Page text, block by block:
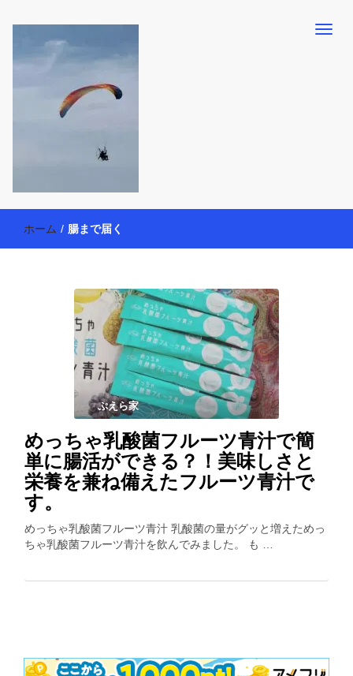
働く母の40代を楽しむ方法
ー活動を通して、豊かな生活を楽しんでいます。懸賞やモニター生
活だけでなく、大好きな【旅行・温泉・食育・美容健康アイテム探
索】も全力で楽しみます。
ホーム / 腸まで届く
ぷえら家
めっちゃ乳酸菌フルーツ青汁で簡
単に腸活ができる？！美味しさと
栄養を兼ね備えたフルーツ青汁で
す。
めっちゃ乳酸菌フルーツ青汁 乳酸菌の量がグッと増えためっ
ちゃ乳酸菌フルーツ青汁を飲んでみました。 も …